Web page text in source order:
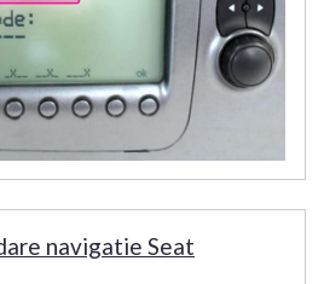
navigatie Seat